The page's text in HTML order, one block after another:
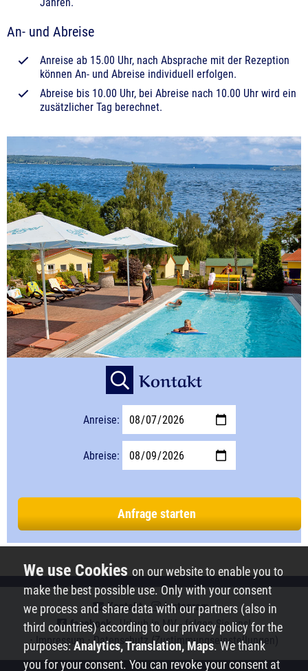
An- und Abreise
Anreise ab 15.00 Uhr, nach Absprache mit der Rezeption
können An- und Abreise individuell erfolgen.
Abreise bis 10.00 Uhr, bei Abreise nach 10.00 Uhr wird ein
zusätzlicher Tag berechnet.
Kontakt
Anreise:
Abreise:
Anfrage starten
Kontakt ⋅ instagram ⋅
facebook- Urlaub in MV - folgen Sie uns!
Impressum Datenschutz (Zustimmungseinstellungen)
on our website to enable you to
make the best possible use. Only with your consent
we process and share data with our partners (also in
third countries) according to our privacy policy for the
purposes:Analytics, Translation, Maps. We thank
you for your consent. You can revoke your consent at